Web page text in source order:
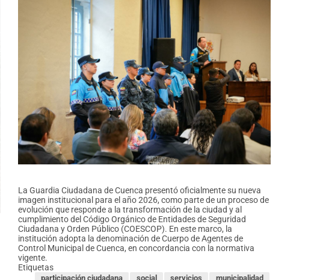
La Guardia Ciudadana de Cuenca presentó oficialmente su nueva
imagen institucional para el año 2026, como parte de un proceso de
evolución que responde a la transformación de la ciudad y al
cumplimiento del Código Orgánico de Entidades de Seguridad
Ciudadana y Orden Público (COESCOP). En este marco, la
institución adopta la denominación de Cuerpo de Agentes de
Control Municipal de Cuenca, en concordancia con la normativa
vigente.
Etiquetas
municipalidad
servicios
social
participación ciudadana